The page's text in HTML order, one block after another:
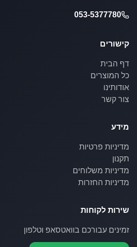
053-5377780
קישורים
דף הבית
כל המוצרים
אודותינו
צור קשר
מידע
מדיניות פרטיות
תקנון
מדיניות משלוחים
מדיניות החזרות
שירות לקוחות
זמינים עבורכם בוואטסאפ וטלפון